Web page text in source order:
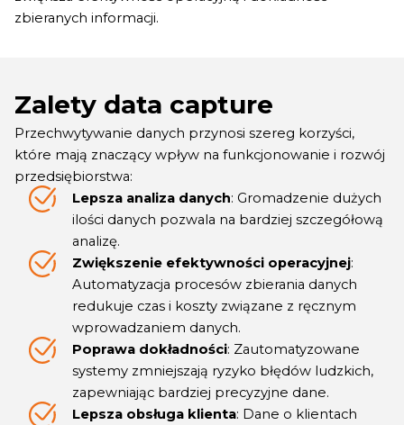
zbieranych informacji.
Zalety data capture
Przechwytywanie danych przynosi szereg korzyści,
które mają znaczący wpływ na funkcjonowanie i rozwój
przedsiębiorstwa:
Lepsza analiza danych: Gromadzenie dużych
ilości danych pozwala na bardziej szczegółową
analizę.
Zwiększenie efektywności operacyjnej:
Automatyzacja procesów zbierania danych
redukuje czas i koszty związane z ręcznym
wprowadzaniem danych.
Poprawa dokładności: Zautomatyzowane
systemy zmniejszają ryzyko błędów ludzkich,
zapewniając bardziej precyzyjne dane.
Lepsza obsługa klienta: Dane o klientach